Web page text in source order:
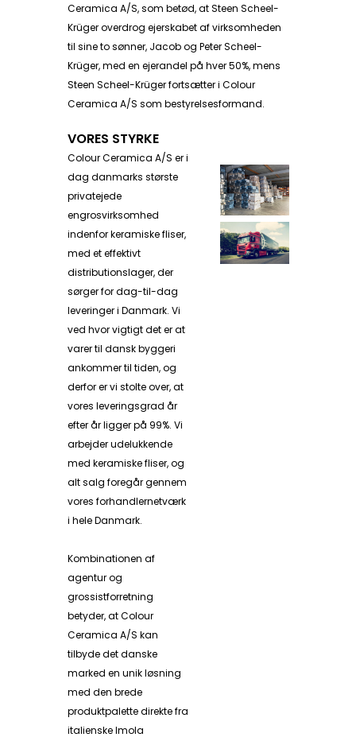
Ceramica A/S, som betød, at Steen Scheel-
Krüger overdrog ejerskabet af virksomheden
til sine to sønner, Jacob og Peter Scheel-
Krüger, med en ejerandel på hver 50%, mens
Steen Scheel-Krüger fortsætter i Colour
Ceramica A/S som bestyrelsesformand.
VORES STYRKE
Colour Ceramica A/S er i
dag danmarks største
privatejede
engrosvirksomhed
indenfor keramiske fliser,
med et effektivt
distributionslager, der
sørger for dag-til-dag
leveringer i Danmark. Vi
ved hvor vigtigt det er at
varer til dansk byggeri
ankommer til tiden, og
derfor er vi stolte over, at
vores leveringsgrad år
efter år ligger på 99%. Vi
arbejder udelukkende
med keramiske fliser, og
alt salg foregår gennem
vores forhandlernetværk
i hele Danmark.
Kombinationen af
agentur og
grossistforretning
betyder, at Colour
Ceramica A/S kan
tilbyde det danske
marked en unik løsning
med den brede
produktpalette direkte fra
italienske Imola